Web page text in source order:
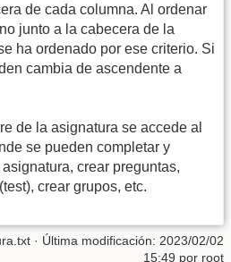
de cada columna. Al ordenar
junto a la cabecera de la
ha ordenado por ese criterio. Si
cambia de ascendente a
de la asignatura se accede al
se pueden completar y
crear preguntas,
crear grupos, etc.
· Última modificación: 2023/02/02
15:49 por root